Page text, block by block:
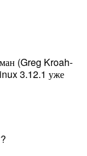
(Greg Kroah-
3.12.1 уже